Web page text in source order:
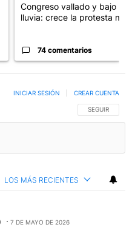
Congreso vallado y bajo la
lluvia: crece la protesta mi...
74 comentarios
SIGA ESTA
SEGUIR
INICIAR SESIÓN CREAR CUENTA
LOS MÁS RECIENTES
7 DE MAYO DE 2026